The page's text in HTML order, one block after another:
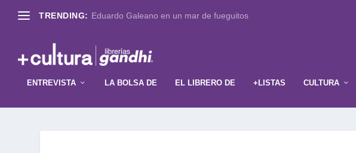
TRENDING: Eduardo Galeano en un mar de fueguitos
ENTREVISTA LA BOLSA DE EL LIBRERO DE +LISTAS CULTURA